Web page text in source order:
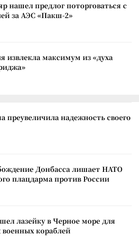
нашел предлог поторговаться с
за АЭС «Пакш-2»
извлекла максимум из «духа
преувеличила надежность своего
Донбасса лишает НАТО
плацдарма против России
лазейку в Черное море для
военных кораблей